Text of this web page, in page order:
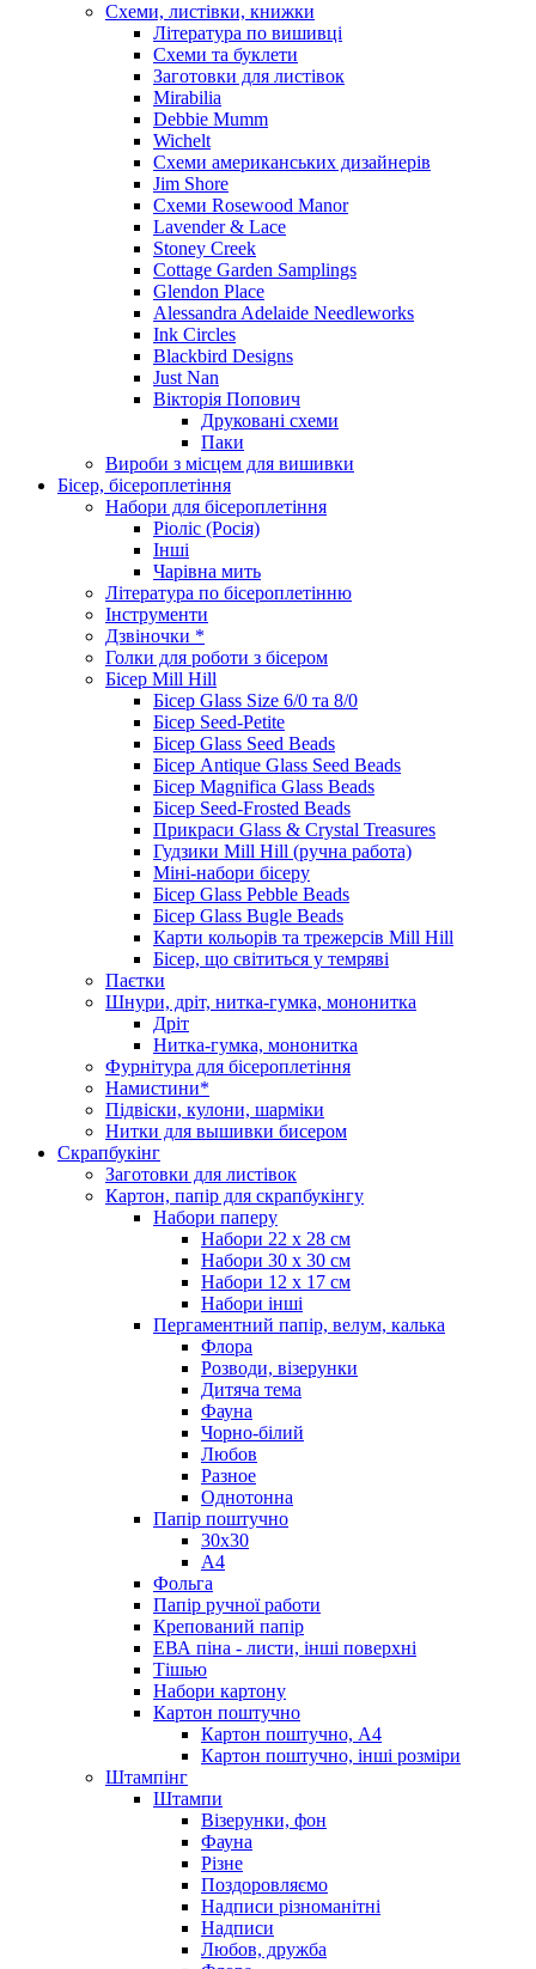
Схеми, листівки, книжки
Література по вишивці
Схеми та буклети
Заготовки для листівок
Mirabilia
Debbie Mumm
Wichelt
Схеми американських дизайнерів
Jim Shore
Cхеми Rosewood Manor
Lavender & Lace
Stoney Creek
Cottage Garden Samplings
Glendon Place
Alessandra Adelaide Needleworks
Ink Circles
Blackbird Designs
Just Nan
Вікторія Попович
Друковані схеми
Паки
Вироби з місцем для вишивки
Бісер, бісероплетіння
Набори для бісероплетіння
Ріоліс (Росія)
Інші
Чарівна мить
Література по бісероплетінню
Інструменти
Дзвіночки *
Голки для роботи з бісером
Бісер Mill Hill
Бісер Glass Size 6/0 та 8/0
Бісер Seed-Petite
Бісер Glass Seed Beads
Бісер Antique Glass Seed Beads
Бісер Magnifica Glass Beads
Бісер Seed-Frosted Beads
Прикраси Glass & Crystal Treasures
Гудзики Mill Hill (ручна работа)
Міні-набори бісеру
Бісер Glass Pebble Beads
Бісер Glass Bugle Beads
Карти кольорів та трежерсів Mill Hill
Бісер, що світиться у темряві
Паєтки
Шнури, дріт, нитка-гумка, мононитка
Дріт
Нитка-гумка, мононитка
Фурнітура для бісероплетіння
Намистини*
Підвіски, кулони, шарміки
Нитки для вышивки бисером
Скрапбукінг
Заготовки для листівок
Картон, папір для скрапбукінгу
Набори паперу
Набори 22 х 28 см
Набори 30 х 30 см
Набори 12 х 17 см
Набори інші
Пергаментний папір, велум, калька
Флора
Розводи, візерунки
Дитяча тема
Фауна
Чорно-білий
Любов
Разное
Однотонна
Папір поштучно
30х30
А4
Фольга
Папір ручної работи
Крепований папір
ЕВА піна - листи, інші поверхні
Тішью
Набори картону
Картон поштучно
Картон поштучно, А4
Картон поштучно, інші розміри
Штампінг
Штампи
Візерунки, фон
Фауна
Різне
Поздоровляємо
Надписи різноманітні
Надписи
Любов, дружба